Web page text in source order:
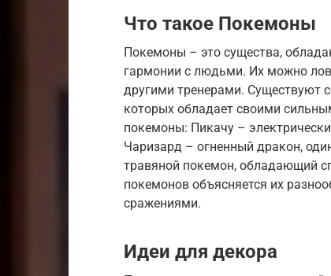
Что такое Покемоны
Покемоны – это существа,
гармонии с людьми. Их можно
другими тренерами. Существуют
которых обладает своими
покемоны: Пикачу –
Чаризард – огненный дракон,
травяной покемон, обладающий
покемонов объясняется их
сражениями.
Идеи для декора